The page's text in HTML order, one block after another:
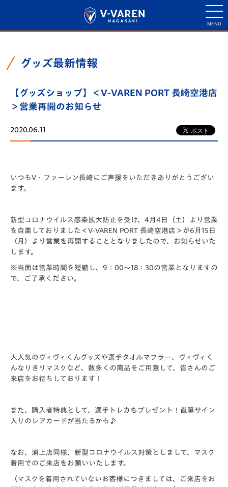
グッズ最新情報
【グッズショップ】＜V-VAREN PORT 長崎空港店
＞営業再開のお知らせ
2020.06.11
いつもV・ファーレン長崎にご声援をいただきありがとうござい
ます。
新型コロナウイルス感染拡大防止を受け、4月4日（土）より営業
を自粛しておりました＜V-VAREN PORT 長崎空港店＞が6月15日
（月）より営業を再開することとなりましたので、お知らせいた
します。
※当面は営業時間を短縮し、9：00～18：30の営業となりますの
で、ご了承ください。
大人気のヴィヴィくんグッズや選手タオルマフラー、ヴィヴィく
んなりきりマスクなど、数多くの商品をご用意して、皆さんのご
来店をお待ちしております！
また、購入者特典として、選手トレカもプレゼント！直筆サイン
入りのレアカードが当たるかも♪
なお、浦上店同様、新型コロナウイルス対策としまして、マスク
着用でのご来店をお願いいたします。
（マスクを着用されていないお客様につきましては、ご来店をお